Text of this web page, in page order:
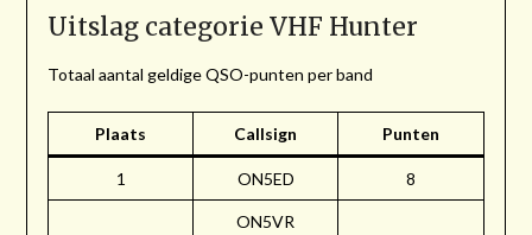
Uitslag categorie VHF Hunter
Totaal aantal geldige QSO-punten per band
Plaats Callsign Punten
1 ON5ED 8
ON5VR